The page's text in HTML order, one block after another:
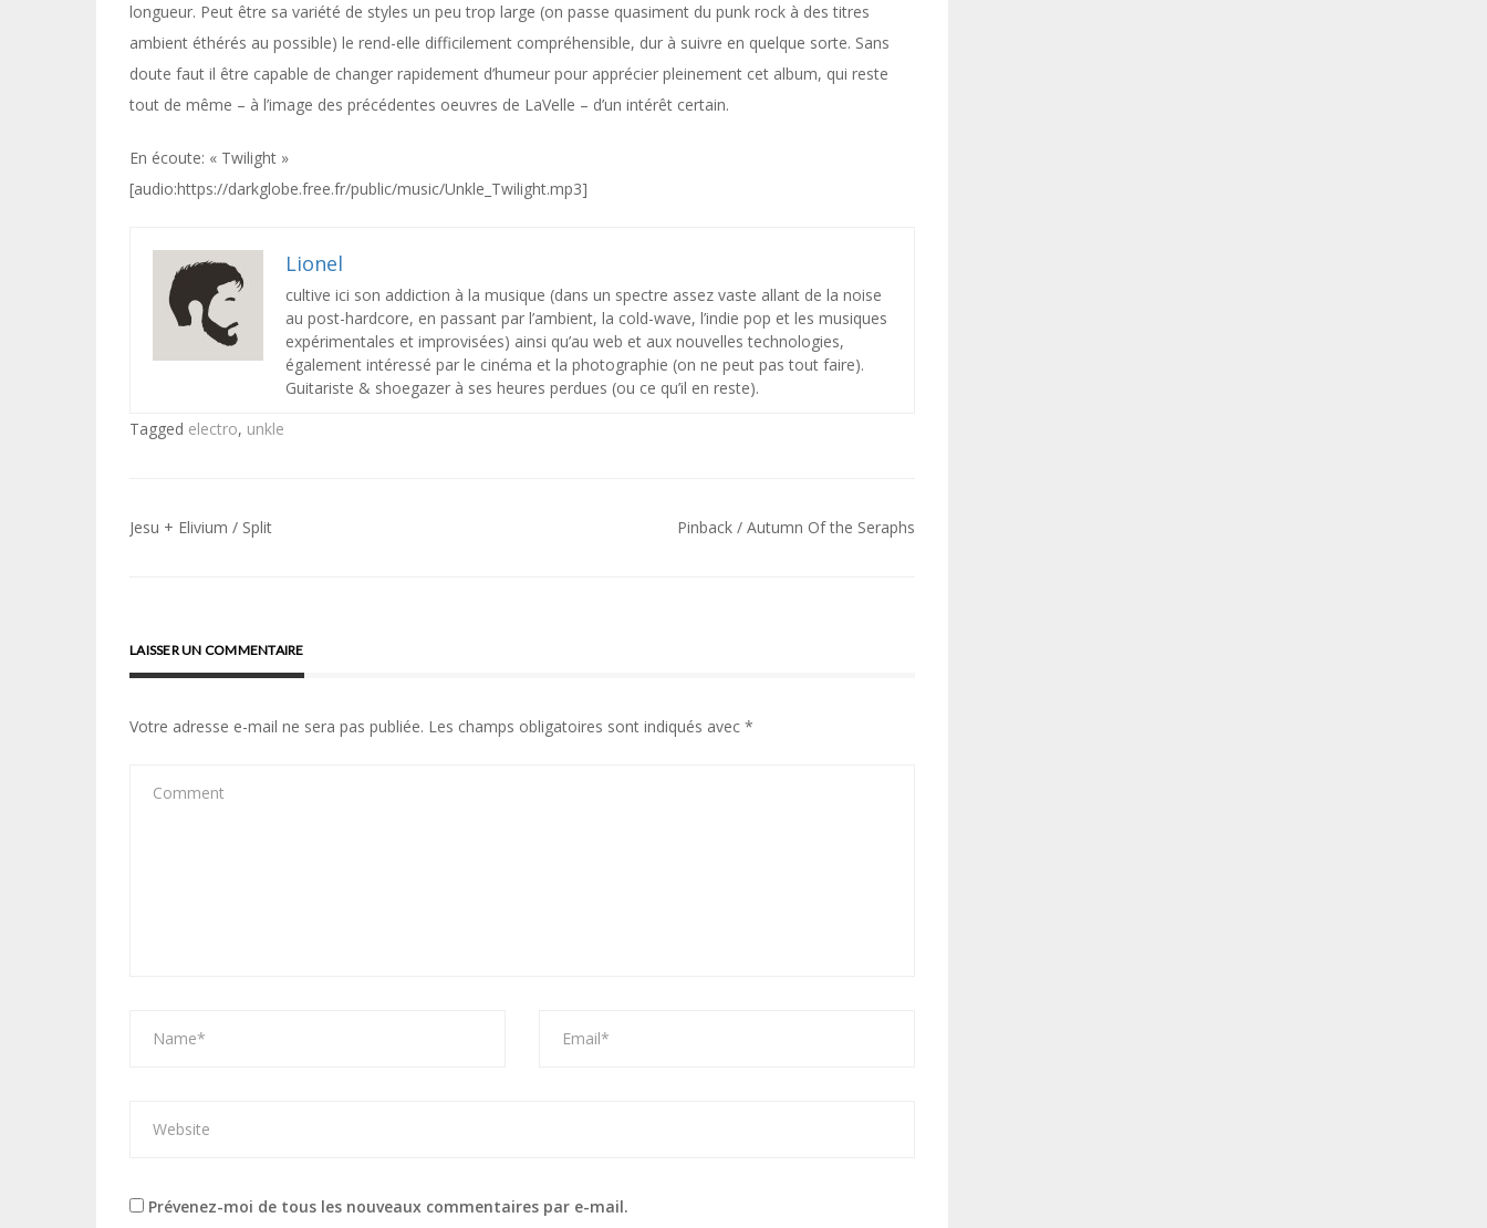
longueur. Peut être sa variété de styles un peu trop large (on passe quasiment du punk rock à des titres
ambient éthérés au possible) le rend-elle difficilement compréhensible, dur à suivre en quelque sorte. Sans
doute faut il être capable de changer rapidement d’humeur pour apprécier pleinement cet album, qui reste
tout de même – à l’image des précédentes oeuvres de LaVelle – d’un intérêt certain.
En écoute: « Twilight »
[audio:https://darkglobe.free.fr/public/music/Unkle_Twilight.mp3]
Lionel
cultive ici son addiction à la musique (dans un spectre assez vaste allant de la noise
au post-hardcore, en passant par l’ambient, la cold-wave, l’indie pop et les musiques
expérimentales et improvisées) ainsi qu’au web et aux nouvelles technologies,
également intéressé par le cinéma et la photographie (on ne peut pas tout faire).
Guitariste & shoegazer à ses heures perdues (ou ce qu’il en reste).
Tagged electro, unkle
Navigation
Jesu + Elivium / Split Pinback / Autumn Of the Seraphs
LAISSER UN COMMENTAIRE
Votre adresse e-mail ne sera pas publiée. Les champs obligatoires sont indiqués avec *
Prévenez-moi de tous les nouveaux commentaires par e-mail.